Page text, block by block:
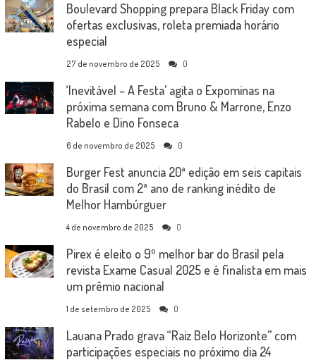
Boulevard Shopping prepara Black Friday com
ofertas exclusivas, roleta premiada horário
especial
27 de novembro de 2025 0
‘Inevitável – A Festa’ agita o Expominas na
próxima semana com Bruno & Marrone, Enzo
Rabelo e Dino Fonseca
6 de novembro de 2025 0
Burger Fest anuncia 20ª edição em seis capitais
do Brasil com 2ª ano de ranking inédito de
Melhor Hambúrguer
4 de novembro de 2025 0
Pirex é eleito o 9º melhor bar do Brasil pela
revista Exame Casual 2025 e é finalista em mais
um prêmio nacional
1 de setembro de 2025 0
Lauana Prado grava “Raiz Belo Horizonte” com
participações especiais no próximo dia 24